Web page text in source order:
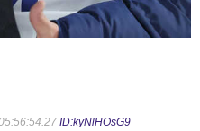
ID:kyNlHOsG9